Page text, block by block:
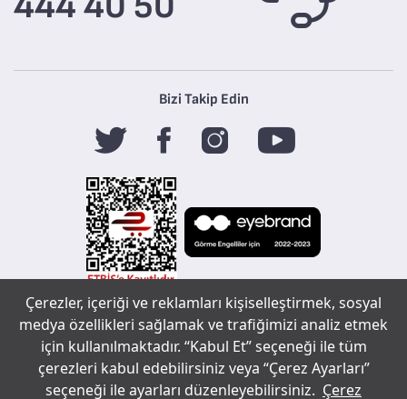
Çerezler, içeriği ve reklamları kişiselleştirmek, sosyal
medya özellikleri sağlamak ve trafiğimizi analiz etmek
için kullanılmaktadır. “Kabul Et” seçeneği ile tüm
çerezleri kabul edebilirsiniz veya “Çerez Ayarları”
seçeneği ile ayarları düzenleyebilirsiniz. Çerez
Bizi Takip Edin
Copyright ©
2020 Tüm
Tefal
bir markasıdır.
Sohbet çerez tercihleri